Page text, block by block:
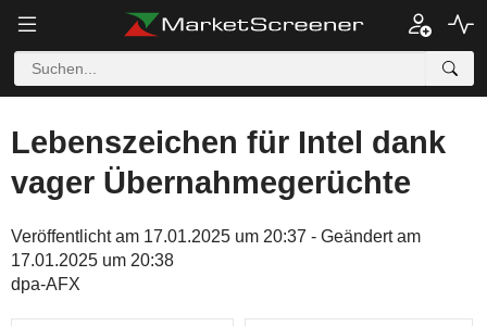
Lebenszeichen für Intel dank
vager Übernahmegerüchte
Veröffentlicht am 17.01.2025 um 20:37 - Geändert am
17.01.2025 um 20:38
dpa-AFX